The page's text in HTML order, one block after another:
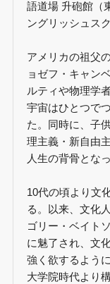
語道場 升砲館（
ングリッシュス
アメリカの祖父
ョゼフ・キャン
ルティや物理学
宇宙はひとつで
た。同時に、子
理主義・新自由
人生の背骨とな
10代の頃より文
る。以来、文化
ゴリー・ベイト
に魅了され、文
強く欲するよう
大学院時代より